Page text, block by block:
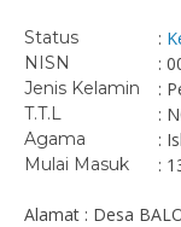
Status :
NISN :
Jenis Kelamin :
T.T.L :
Agama :
Mulai Masuk :
Alamat : Desa